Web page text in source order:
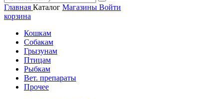
Главная Каталог Магазины Войти
корзина
Кошкам
Собакам
Грызунам
Птицам
Рыбкам
Вет. препараты
Прочее